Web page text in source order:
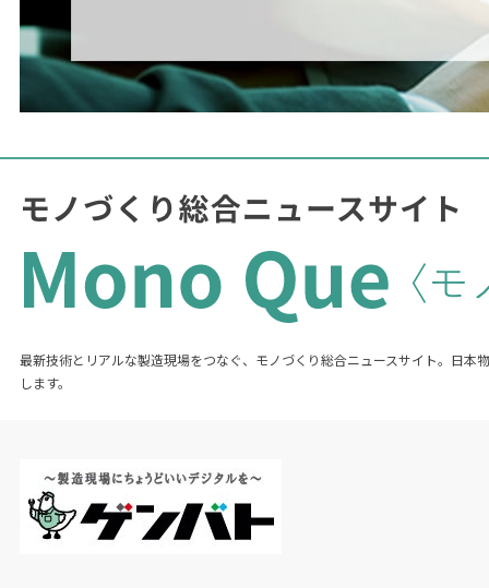
最新技術とリアルな製造現場をつなぐ、モノづくり総合ニュースサイト。日本
します。